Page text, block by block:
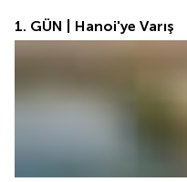
1. GÜN | Hanoi'ye Varış